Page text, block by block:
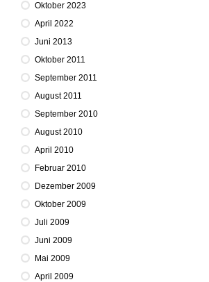
Oktober 2023
April 2022
Juni 2013
Oktober 2011
September 2011
August 2011
September 2010
August 2010
April 2010
Februar 2010
Dezember 2009
Oktober 2009
Juli 2009
Juni 2009
Mai 2009
April 2009